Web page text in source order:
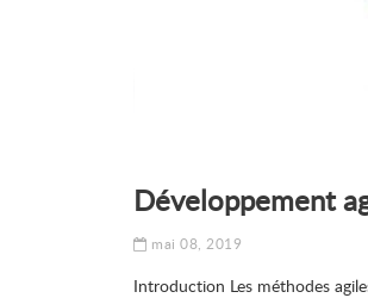
Développement
mai 08, 2019
Introduction Les méthodes